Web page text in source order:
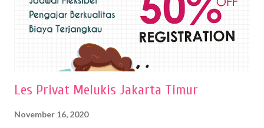
warna yang kental dan tebal. Hasil lukisan menutupi seluruh bagian
medianya Mem...
Les Privat Melukis Jakarta Timur
November 16, 2020